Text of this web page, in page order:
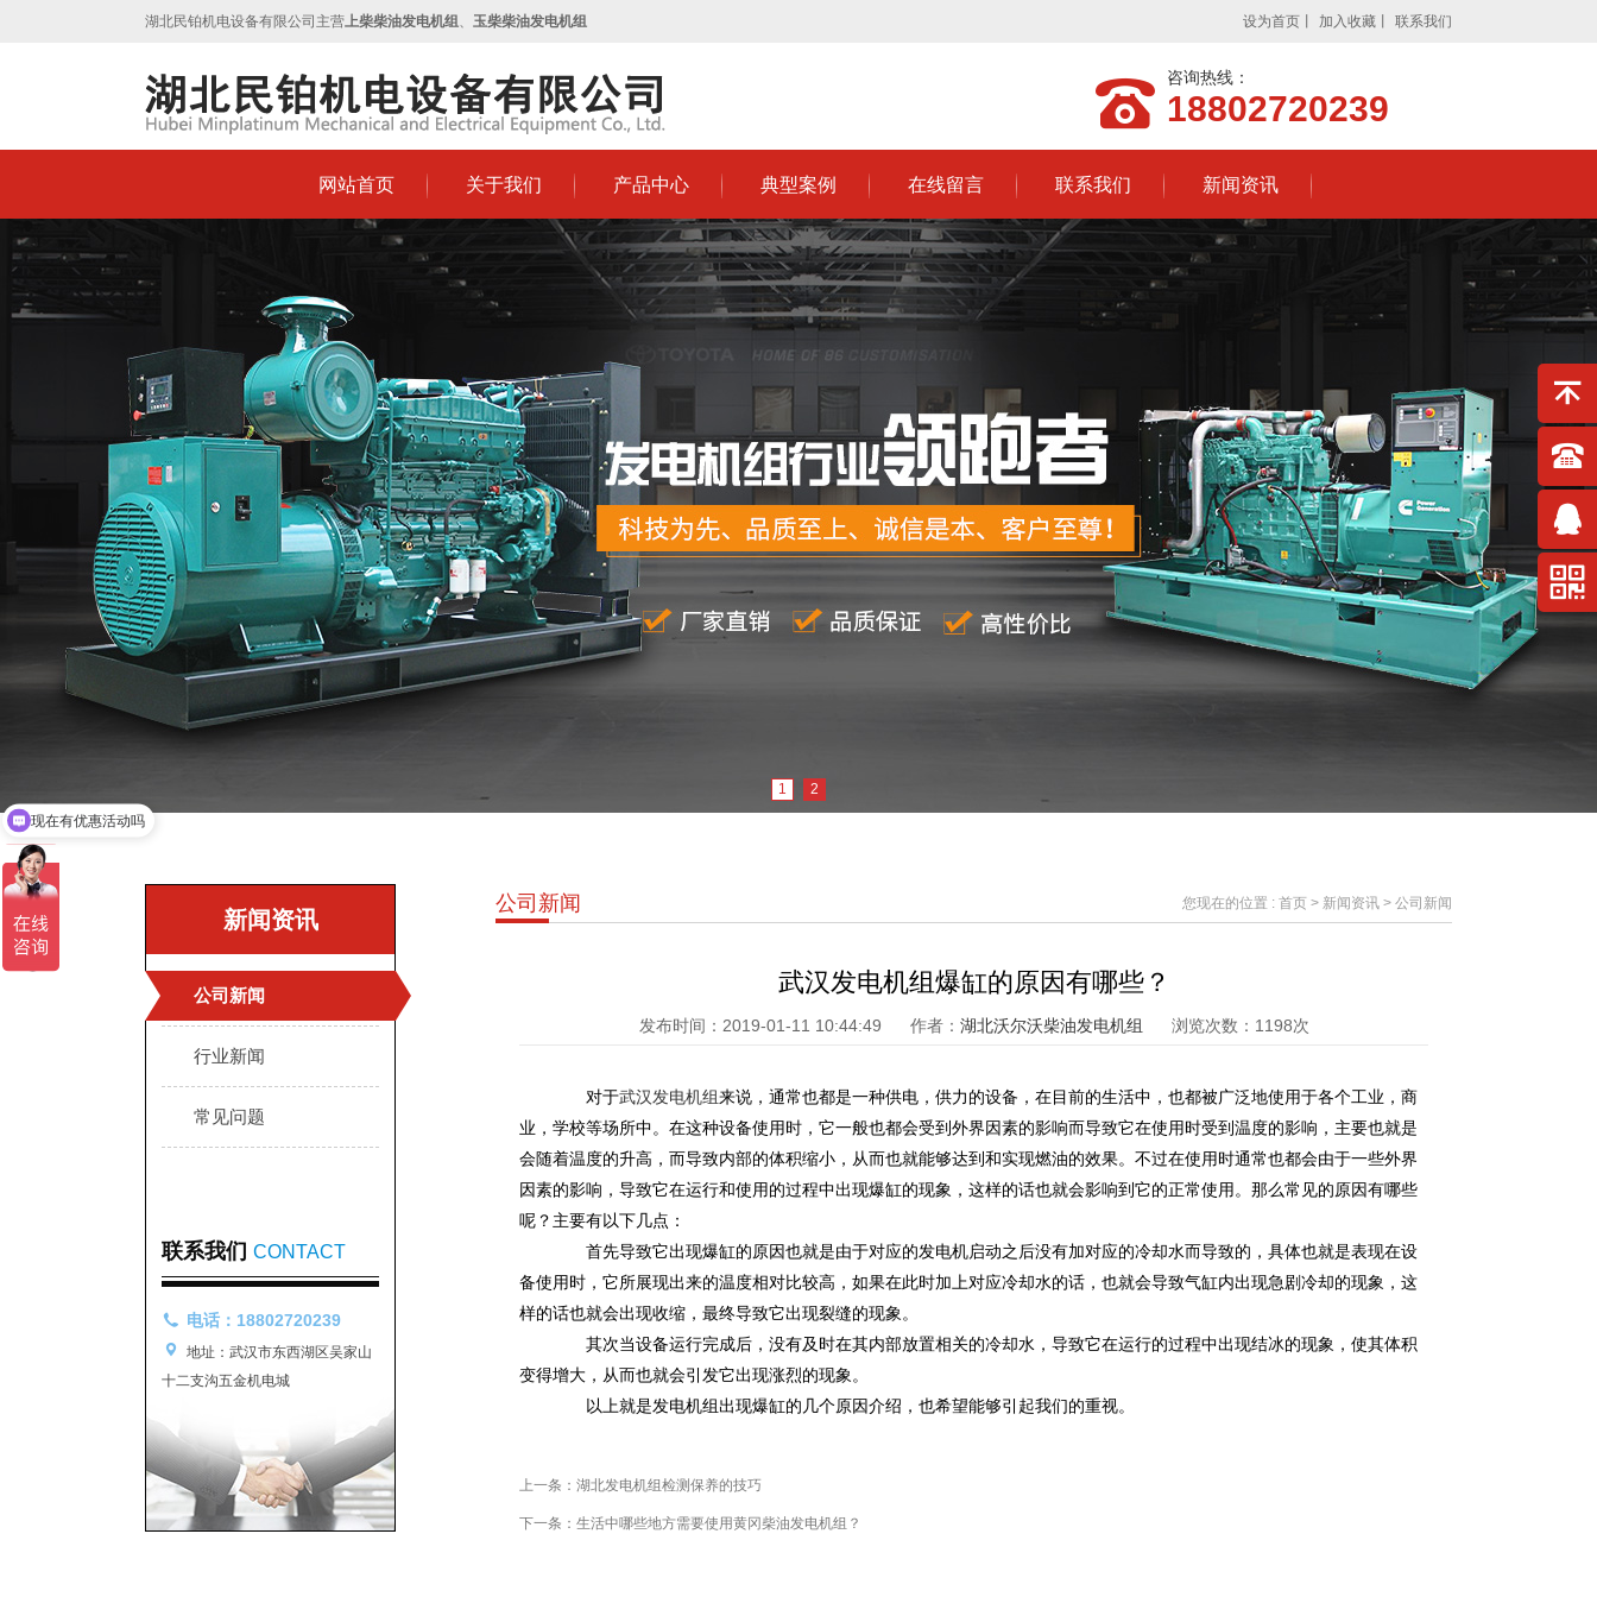
湖北民铂机电设备有限公司主营上柴柴油发电机组、 玉柴柴油发电机组 设为首页 加入收藏 联系我们
咨询热线：
18802720239
网站首页 关于我们 产品中心 典型案例 在线留言 联系我们 新闻资讯
1 2
新闻资讯
公司新闻
行业新闻
常见问题
联系我们 CONTACT
电话：18802720239
地址：武汉市东西湖区吴家山
十二支沟五金机电城
公司新闻 您现在的位置 : 首页 > 新闻资讯 > 公司新闻
武汉发电机组爆缸的原因有哪些？
发布时间：2019-01-11 10:44:49 作者： 湖北沃尔沃柴油发电机组 浏览次数：1198次
对于武汉发电机组来说，通常也都是一种供电，供力的设备，在目前的生活中，也都被广泛地使用于各个工业，商
业，学校等场所中。在这种设备使用时，它一般也都会受到外界因素的影响而导致它在使用时受到温度的影响，主要也就是
会随着温度的升高，而导致内部的体积缩小，从而也就能够达到和实现燃油的效果。不过在使用时通常也都会由于一些外界
因素的影响，导致它在运行和使用的过程中出现爆缸的现象，这样的话也就会影响到它的正常使用。那么常见的原因有哪些
呢？主要有以下几点：
首先导致它出现爆缸的原因也就是由于对应的发电机启动之后没有加对应的冷却水而导致的，具体也就是表现在设
备使用时，它所展现出来的温度相对比较高，如果在此时加上对应冷却水的话，也就会导致气缸内出现急剧冷却的现象，这
样的话也就会出现收缩，最终导致它出现裂缝的现象。
其次当设备运行完成后，没有及时在其内部放置相关的冷却水，导致它在运行的过程中出现结冰的现象，使其体积
变得增大，从而也就会引发它出现涨烈的现象。
以上就是发电机组出现爆缸的几个原因介绍，也希望能够引起我们的重视。
上一条： 湖北发电机组​检测保养的技巧
下一条： 生活中哪些地方需要使用黄冈柴油发电机组？
现在有优惠活动吗